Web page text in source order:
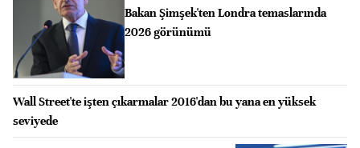
Bakan Şimşek'ten Londra temaslarında
2026 görünümü
Wall Street'te işten çıkarmalar 2016'dan bu yana en yüksek
seviyede